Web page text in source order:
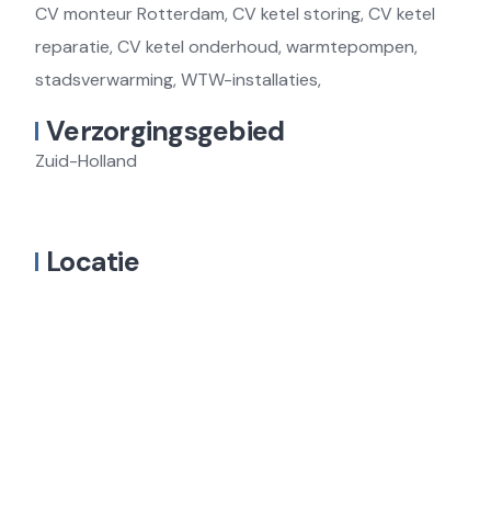
CV monteur Rotterdam, CV ketel storing, CV ketel
reparatie, CV ketel onderhoud, warmtepompen,
stadsverwarming, WTW-installaties,
Verzorgingsgebied
Zuid-Holland
Locatie